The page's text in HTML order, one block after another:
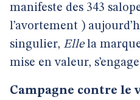
manifeste des 343
l’avortement )
singulier, Ellela
mise en valeur,
Campagne contre le